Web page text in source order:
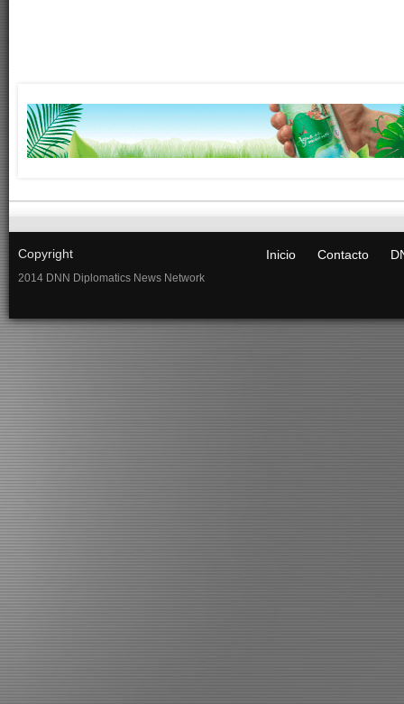
Copyright
2014 DNN Diplomatics News Network
Inicio Contacto